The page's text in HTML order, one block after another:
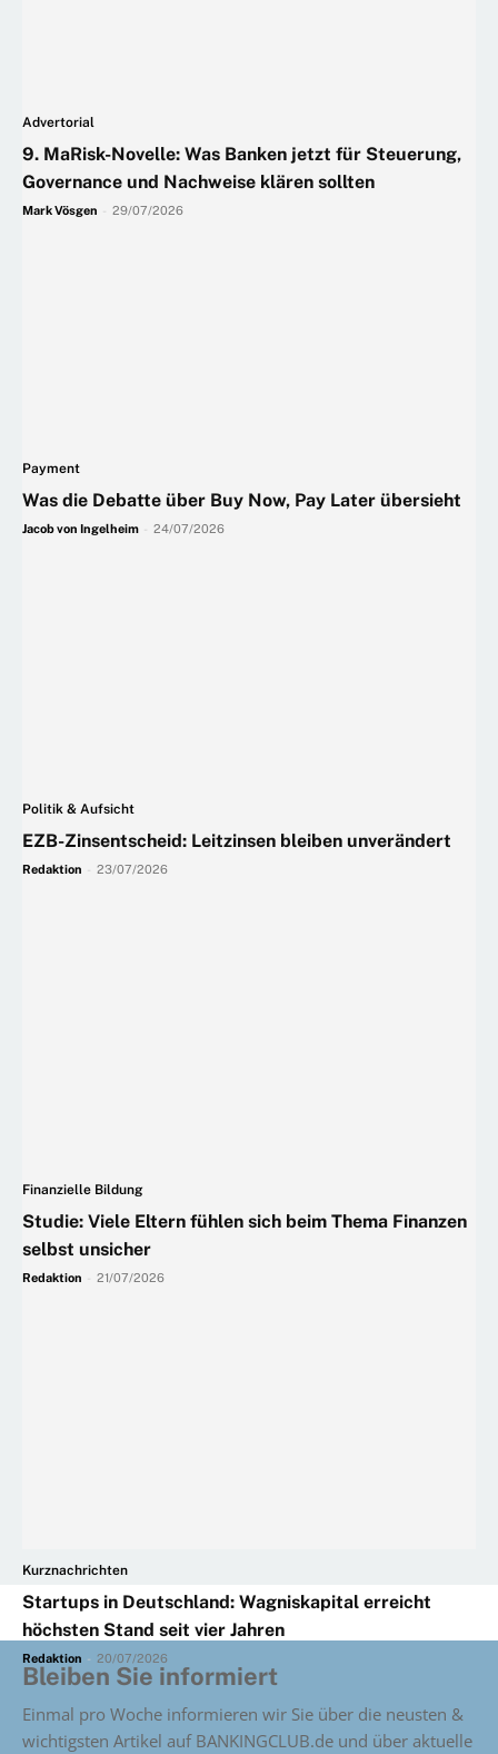
Advertorial
9. MaRisk-Novelle: Was Banken jetzt für Steuerung,
Governance und Nachweise klären sollten
Mark Vösgen 29/07/2026
Payment
Was die Debatte über Buy Now, Pay Later übersieht
Jacob von Ingelheim 24/07/2026
Politik & Aufsicht
EZB-Zinsentscheid: Leitzinsen bleiben unverändert
Redaktion 23/07/2026
Finanzielle Bildung
Studie: Viele Eltern fühlen sich beim Thema Finanzen
selbst unsicher
Redaktion 21/07/2026
Kurznachrichten
Startups in Deutschland: Wagniskapital erreicht
höchsten Stand seit vier Jahren
Redaktion - 20/07/2026
Bleiben Sie informiert
Einmal pro Woche informieren wir Sie über die neusten &
wichtigsten Artikel auf BANKINGCLUB.de und über aktuelle